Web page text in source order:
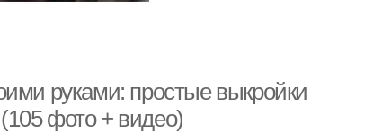
руками: простые выкройки
фото + видео)